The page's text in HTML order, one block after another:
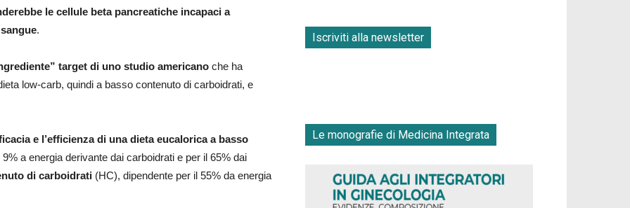
le cellule beta pancreatiche incapaci a
.
target di uno studio americano che ha
low-carb, quindi a basso contenuto di carboidrati, e
e l’efficienza di una dieta eucalorica a basso
a energia derivante dai carboidrati e per il 65% dai
di carboidrati (HC), dipendente per il 55% da energia
Iscriviti alla newsletter
Le monografie di Medicina Integrata